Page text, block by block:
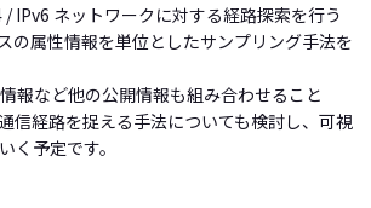
IPv6 ネットワークに対する経路探索を行う
の属性情報を単位としたサンプリング手法を
報など他の公開情報も組み合わせること
信経路を捉える手法についても検討し、可視
く予定です。